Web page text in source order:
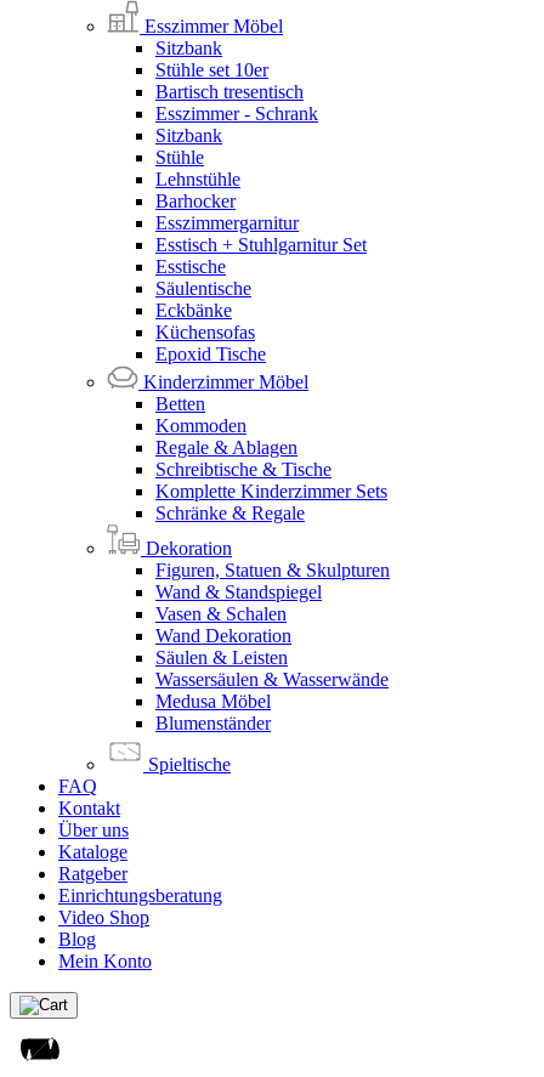
Esszimmer Möbel
Sitzbank
Stühle set 10er
Bartisch tresentisch
Esszimmer - Schrank
Sitzbank
Stühle
Lehnstühle
Barhocker
Esszimmergarnitur
Esstisch + Stuhlgarnitur Set
Esstische
Säulentische
Eckbänke
Küchensofas
Epoxid Tische
Kinderzimmer Möbel
Betten
Kommoden
Regale & Ablagen
Schreibtische & Tische
Komplette Kinderzimmer Sets
Schränke & Regale
Dekoration
Figuren, Statuen & Skulpturen
Wand & Standspiegel
Vasen & Schalen
Wand Dekoration
Säulen & Leisten
Wassersäulen & Wasserwände
Medusa Möbel
Blumenständer
Spieltische
FAQ
Kontakt
Über uns
Kataloge
Ratgeber
Einrichtungsberatung
Video Shop
Blog
Mein Konto